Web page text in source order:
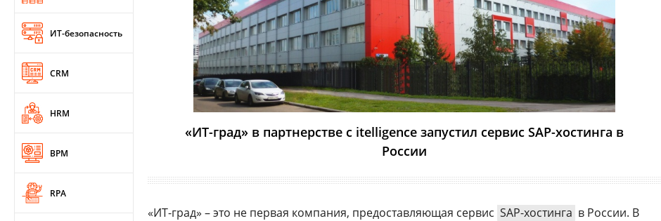
ИТ-безопасность
CRM
HRM
BPM
RPA
«ИТ-град» в партнерстве с itelligence запустил сервис SAP-хостинга в
России
«ИТ-град» – это не первая компания, предоставляющая сервис SAP-хостинга в России. В